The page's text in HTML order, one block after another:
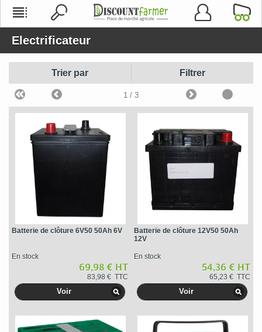
Electrificateur
Trier par Filtrer
1/ 3
Batterie de clôture 6V50 50Ah 6V
En stock
69,98 € HT
83,98 € TTC
Voir
Batterie de clôture 12V50 50Ah
12V
En stock
54,36 € HT
65,23 € TTC
Voir